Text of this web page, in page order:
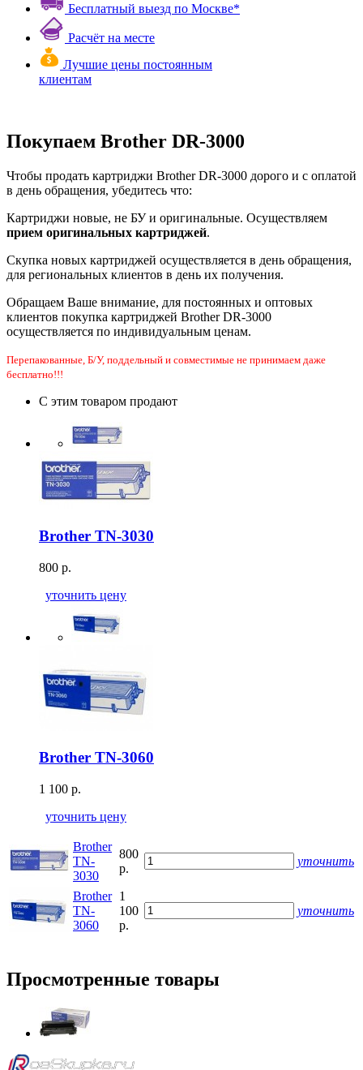
Бесплатный выезд по Москве*
Расчёт на месте
Лучшие цены постоянным
клиентам
Покупаем Brother DR-3000
Чтобы продать картриджи Brother DR-3000 дорого и с оплатой
в день обращения, убедитесь что:
Картриджи новые, не БУ и оригинальные. Осуществляем
прием оригинальных картриджей.
Скупка новых картриджей осуществляется в день обращения,
для региональных клиентов в день их получения.
Обращаем Ваше внимание, для постоянных и оптовых
клиентов покупка картриджей Brother DR-3000
осуществляется по индивидуальным ценам.
Перепакованные, Б/У, поддельный и совместимые не принимаем даже
бесплатно!!!
С этим товаром продают
Brother TN-3030
800 р.
уточнить цену
Brother TN-3060
1 100 р.
уточнить цену
Brother
TN-
3030
800
р.
уточнить
Brother
TN-
3060
1
100
р.
уточнить
Просмотренные товары